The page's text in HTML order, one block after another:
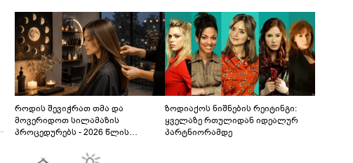
როდის შევიჭრათ თმა და
მოვერიდოთ სილამაზის
პროცედურებს - 2026 წლის
გზამკვლევი
ზოდიაქოს ნიშნების რეიტინგი:
ყველაზე რთულიდან იდეალურ
პარტნიორამდე